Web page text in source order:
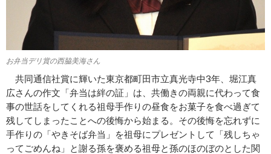
お弁当デリ賞の西脇美海さん
共同通信社賞に輝いた東京都町田市立真光寺中3年、堀江真
広さんの作文「弁当は絆の証」は、共働きの両親に代わって食
事の世話をしてくれる祖母手作りの昼食をお菓子を食べ過ぎて
残してしまったことへの後悔から始まる。その後悔を忘れずに
手作りの「やきそば弁当」を祖母にプレゼントして「残しちゃ
ってごめんね」と謝る孫を褒める祖母と孫のほのぼのとした関